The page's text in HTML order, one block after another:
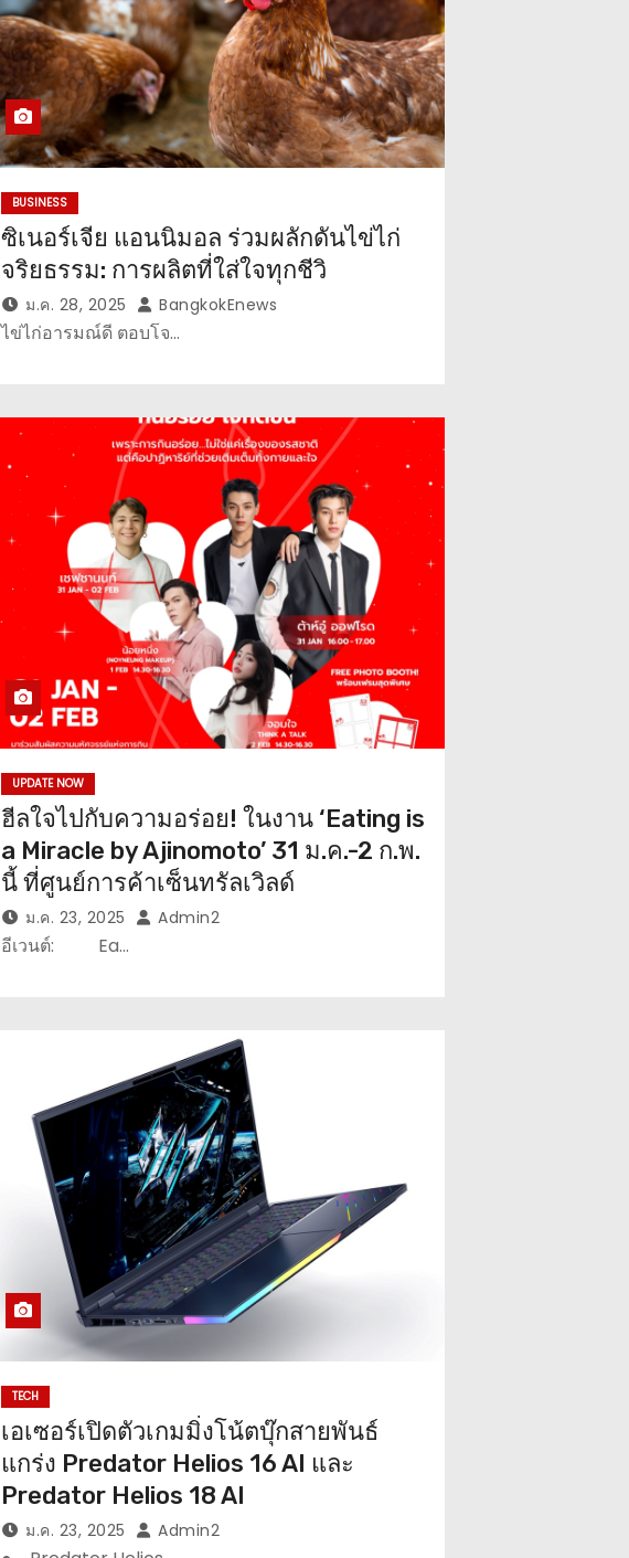
BUSINESS
ซิเนอร์เจีย แอนนิมอล ร่วมผลักดันไข่ไก่
จริยธรรม: การผลิตที่ใส่ใจทุกชีวิ
ม.ค. 28, 2025 BangkokEnews
ไข่ไก่อารมณ์ดี ตอบโจ…
UPDATE NOW
ฮีลใจไปกับความอร่อย! ในงาน ‘Eating is
a Miracle by Ajinomoto’ 31 ม.ค.-2 ก.พ.
นี้ ที่ศูนย์การค้าเซ็นทรัลเวิลด์
ม.ค. 23, 2025 Admin2
อีเวนต์: Ea…
TECH
เอเซอร์เปิดตัวเกมมิ่งโน้ตบุ๊กสายพันธ์
แกร่ง Predator Helios 16 AI และ
Predator Helios 18 AI
ม.ค. 23, 2025 Admin2